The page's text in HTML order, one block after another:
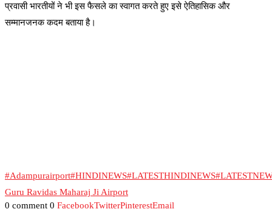
प्रवासी भारतीयों ने भी इस फैसले का स्वागत करते हुए इसे ऐतिहासिक और
सम्मानजनक कदम बताया है।
#Adampurairport#HINDINEWS#LATESTHINDINEWS
Guru Ravidas Maharaj Ji Airport
0 comment 0 FacebookTwitterPinterestEmail